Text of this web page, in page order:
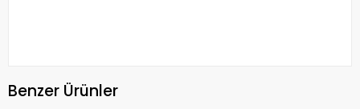
Benzer Ürünler